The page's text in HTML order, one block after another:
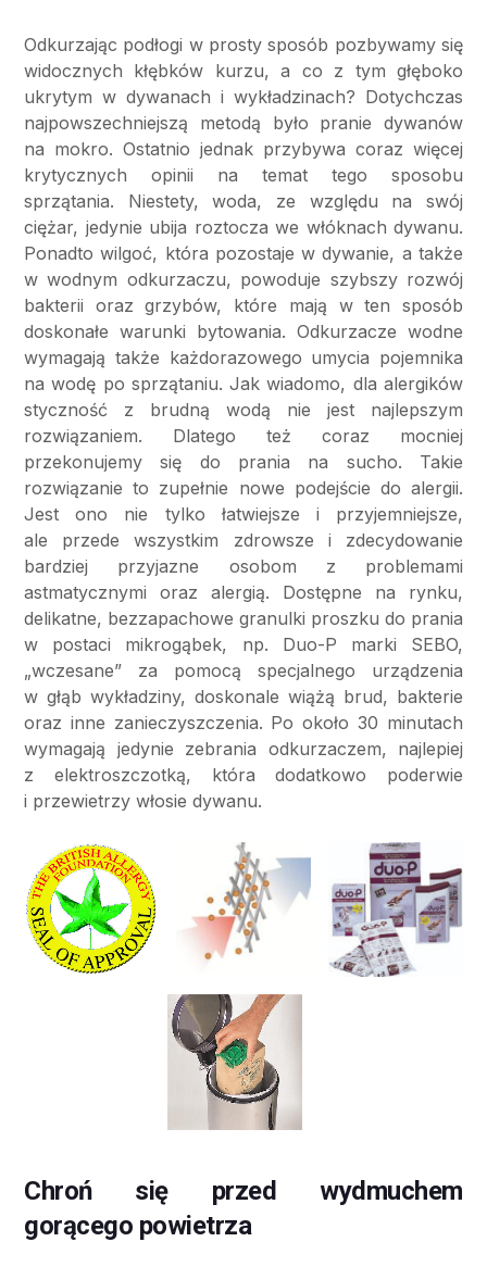
Odkurzając podłogi w prosty sposób pozbywamy się
widocznych kłębków kurzu, a co z tym głęboko
ukrytym w dywanach i wykładzinach? Dotychczas
najpowszechniejszą metodą było pranie dywanów
na mokro. Ostatnio jednak przybywa coraz więcej
krytycznych opinii na temat tego sposobu
sprzątania. Niestety, woda, ze względu na swój
ciężar, jedynie ubija roztocza we włóknach dywanu.
Ponadto wilgoć, która pozostaje w dywanie, a także
w wodnym odkurzaczu, powoduje szybszy rozwój
bakterii oraz grzybów, które mają w ten sposób
doskonałe warunki bytowania. Odkurzacze wodne
wymagają także każdorazowego umycia pojemnika
na wodę po sprzątaniu. Jak wiadomo, dla alergików
styczność z brudną wodą nie jest najlepszym
rozwiązaniem. Dlatego też coraz mocniej
przekonujemy się do prania na sucho. Takie
rozwiązanie to zupełnie nowe podejście do alergii.
Jest ono nie tylko łatwiejsze i przyjemniejsze,
ale przede wszystkim zdrowsze i zdecydowanie
bardziej przyjazne osobom z problemami
astmatycznymi oraz alergią. Dostępne na rynku,
delikatne, bezzapachowe granulki proszku do prania
w postaci mikrogąbek, np. Duo-P marki SEBO,
„wczesane” za pomocą specjalnego urządzenia
w głąb wykładziny, doskonale wiążą brud, bakterie
oraz inne zanieczyszczenia. Po około 30 minutach
wymagają jedynie zebrania odkurzaczem, najlepiej
z elektroszczotką, która dodatkowo poderwie
i przewietrzy włosie dywanu.
Chroń się przed wydmuchem
gorącego powietrza